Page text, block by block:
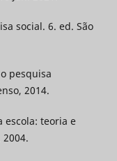
social. 6. ed. São
pesquisa
2014.
escola: teoria e